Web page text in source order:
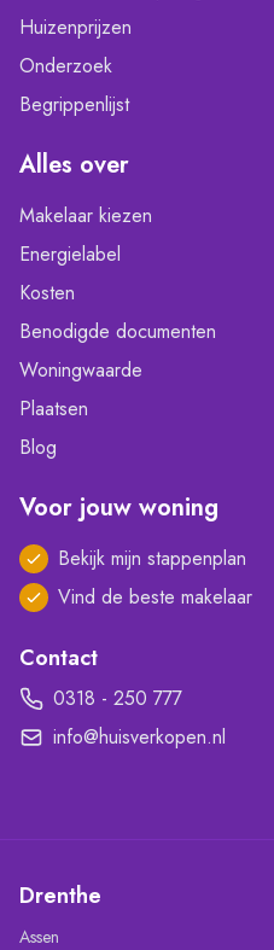
Huizenprijzen
Onderzoek
Begrippenlijst
Alles over
Makelaar kiezen
Energielabel
Kosten
Benodigde documenten
Woningwaarde
Plaatsen
Blog
Voor jouw woning
Bekijk mijn stappenplan
Vind de beste makelaar
Contact
0318 - 250 777
info@huisverkopen.nl
Drenthe
Assen